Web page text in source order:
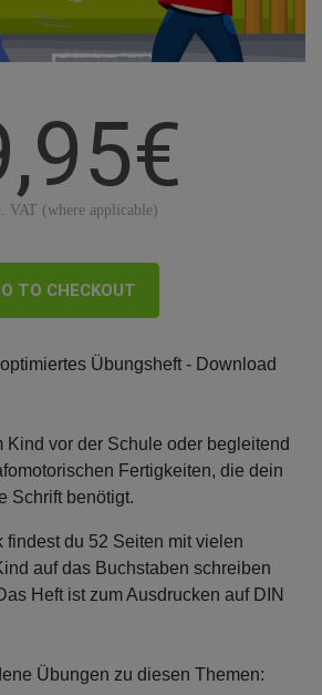
VAT (where applicable)
TO CHECKOUT
Übungsheft - Download
Kind vor der Schule oder begleitend
Fertigkeiten, die dein
Schrift benötigt.
findest du 52 Seiten mit vielen
auf das Buchstaben schreiben
Heft ist zum Ausdrucken auf DIN
Übungen zu diesen Themen: